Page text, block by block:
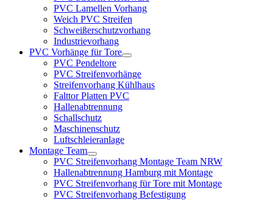
PVC Lamellen Vorhang
Weich PVC Streifen
Schweißerschutzvorhang
Industrievorhang
PVC Vorhänge für Tore
PVC Pendeltore
PVC Streifenvorhänge
Streifenvorhang Kühlhaus
Falttor Platten PVC
Hallenabtrennung
Schallschutz
Maschinenschutz
Luftschleieranlage
Montage Team
PVC Streifenvorhang Montage Team NRW
Hallenabtrennung Hamburg mit Montage
PVC Streifenvorhang für Tore mit Montage
PVC Streifenvorhang Befestigung